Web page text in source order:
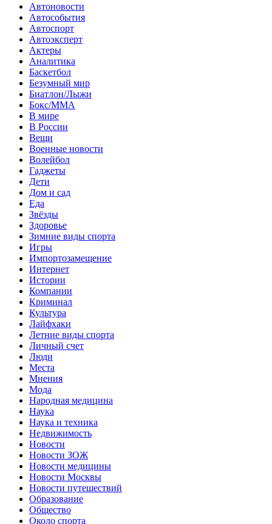
Автоновости
Автособытия
Автоспорт
Автоэксперт
Актеры
Аналитика
Баскетбол
Безумный мир
Биатлон/Лыжи
Бокс/MMA
В мире
В России
Вещи
Военные новости
Волейбол
Гаджеты
Дети
Дом и сад
Еда
Звёзды
Здоровье
Зимние виды спорта
Игры
Импортозамещение
Интернет
Истории
Компании
Криминал
Культура
Лайфхаки
Летние виды спорта
Личный счет
Люди
Места
Мнения
Мода
Народная медицина
Наука
Наука и техника
Недвижимость
Новости
Новости ЗОЖ
Новости медицины
Новости Москвы
Новости путешествий
Образование
Общество
Около спорта